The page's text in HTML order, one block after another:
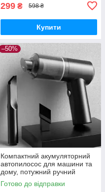
299 ₴ 598 ₴
Купити
–50%
Компактний акумуляторний
автопилосос для машини та
дому, потужний ручний
пилосос з насадками та
фільтром для прибирання
Готово до відправки